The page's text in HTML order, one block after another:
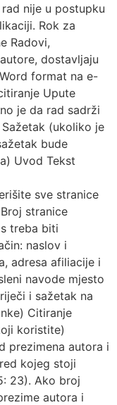
nije u postupku
Rok za
Radovi,
dostavljaju
format na e-
Upute
je da rad sadrži
(ukoliko je
bude
Uvod Tekst
sve stranice
stranice
treba biti
naslov i
adresa afiliacije i
navode mjesto
i sažetak na
Citiranje
koristite)
prezimena autora i
kojeg stoji
23). Ako broj
autora i